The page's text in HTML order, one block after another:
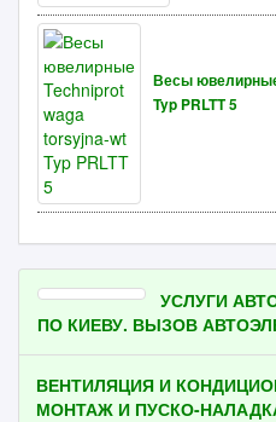
Весы
Typ PRLTT 5
УСЛУГИ
ПО КИЕВУ. ВЫЗОВ
ВЕНТИЛЯЦИЯ И
МОНТАЖ И ПУСКО-